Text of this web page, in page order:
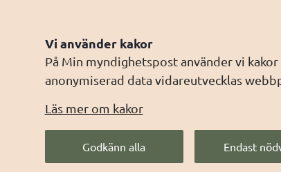
Vi använder kakor
På Min myndighetspost använder vi
anonymiserad data vidareutvecklas
Läs mer om kakor
Godkänn alla Endast